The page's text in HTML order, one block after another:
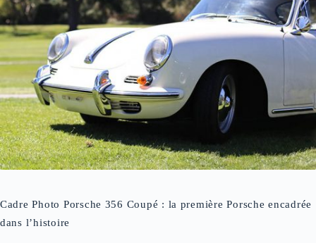
Cadre Photo Porsche 356 Coupé : la première Porsche encadrée
dans l’histoire